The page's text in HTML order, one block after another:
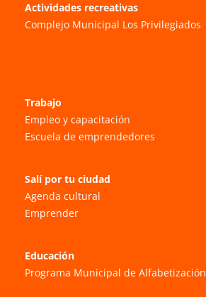
Actividades recreativas
Complejo Municipal Los Privilegiados
Trabajo
Empleo y capacitación
Escuela de emprendedores
Salí por tu ciudad
Agenda cultural
Emprender
Educación
Programa Municipal de Alfabetización